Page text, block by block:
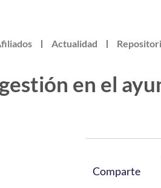
Actualidad
en el
Comparte